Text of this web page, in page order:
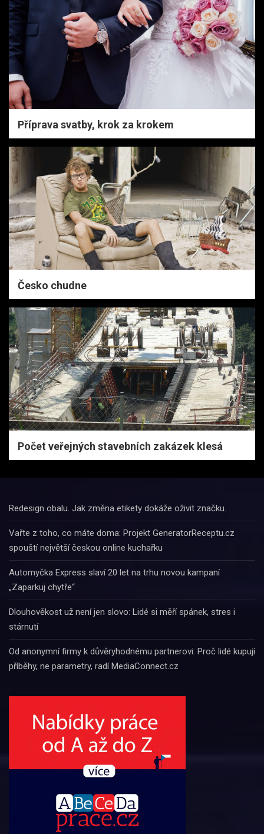
Příprava svatby, krok za krokem
Česko chudne
Počet veřejných stavebních zakázek klesá
Redesign obalu. Jak změna etikety dokáže oživit značku.
Vařte z toho, co máte doma: Projekt GeneratorReceptu.cz
spouští největší českou online kuchařku
Automyčka Express slaví 20 let na trhu novou kampaní
„Zaparkuj chytře“
Dlouhověkost už není jen slovo: Lidé si měří spánek, stres i
stárnutí
Od anonymní firmy k důvěryhodnému partnerovi: Proč lidé kupují
příběhy, ne parametry, radí MediaConnect.cz